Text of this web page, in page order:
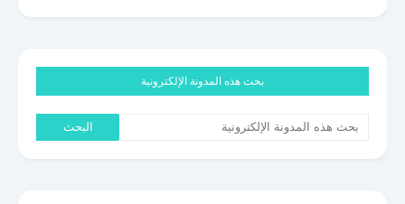
بحث هذه المدونة الإلكترونية